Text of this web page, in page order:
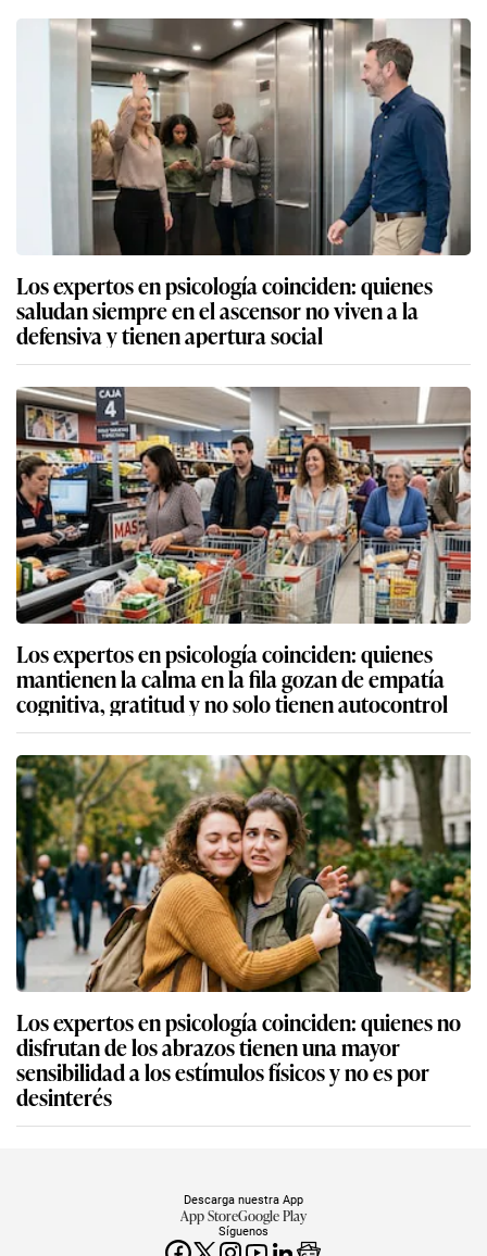
Los expertos en psicología coinciden: quienes
saludan siempre en el ascensor no viven a la
defensiva y tienen apertura social
Los expertos en psicología coinciden: quienes
mantienen la calma en la fila gozan de empatía
cognitiva, gratitud y no solo tienen autocontrol
Los expertos en psicología coinciden: quienes no
disfrutan de los abrazos tienen una mayor
sensibilidad a los estímulos físicos y no es por
desinterés
Síguenos
Descarga nuestra App
App StoreGoogle Play